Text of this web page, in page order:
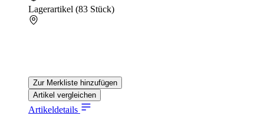
Lagerartikel (83 Stück)
Zur Merkliste hinzufügen
Artikel vergleichen
Artikeldetails